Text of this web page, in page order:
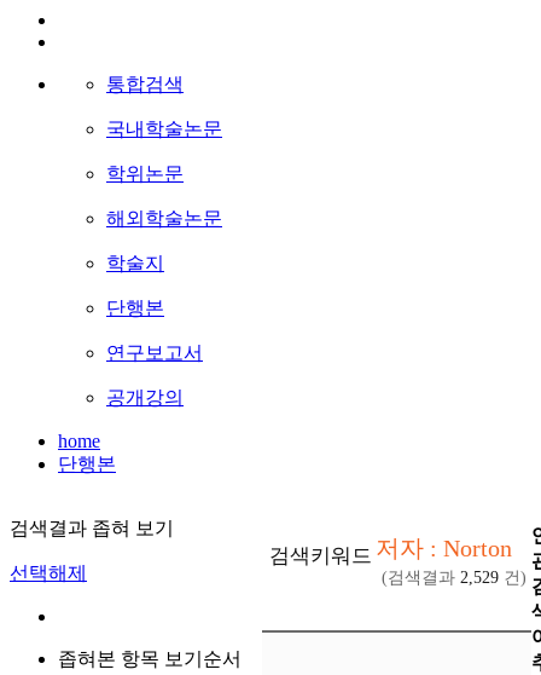
통합검색
국내학술논문
학위논문
해외학술논문
학술지
단행본
연구보고서
공개강의
home
단행본
검색결과 좁혀 보기
선택해제
좁혀본 항목 보기순서
검색키워드 저자 : Norton
(검색결과 2,529 건)